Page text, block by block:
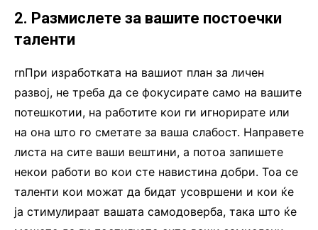
2. Размислете за вашите постоечки
таленти
rnПри изработката на вашиот план за личен
развој, не треба да се фокусирате само на вашите
потешкотии, на работите кои ги игнорирате или
на она што го сметате за ваша слабост. Направете
листа на сите ваши вештини, а потоа запишете
некои работи во кои сте навистина добри. Тоа се
таленти кои можат да бидат усовршени и кои ќе
ја стимулираат вашата самодоверба, така што ќе